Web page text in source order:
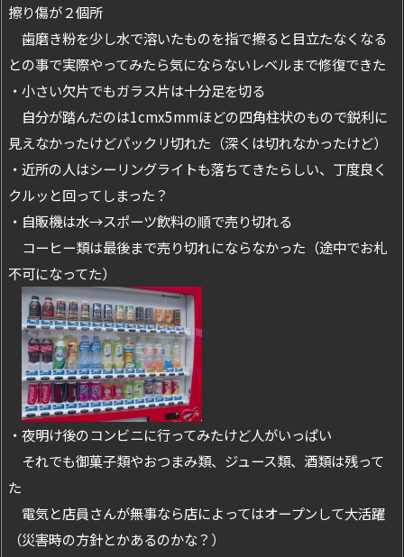
擦り傷が２個所
歯磨き粉を少し水で溶いたものを指で擦ると目立たなくなる
との事で実際やってみたら気にならないレベルまで修復できた
・小さい欠片でもガラス片は十分足を切る
自分が踏んだのは1cmx5mmほどの四角柱状のもので鋭利に
見えなかったけどパックリ切れた（深くは切れなかったけど）
・近所の人はシーリングライトも落ちてきたらしい、丁度良く
クルッと回ってしまった？
・自販機は水→スポーツ飲料の順で売り切れる
コーヒー類は最後まで売り切れにならなかった（途中でお札
不可になってた）
・夜明け後のコンビニに行ってみたけど人がいっぱい
それでも御菓子類やおつまみ類、ジュース類、酒類は残って
た
電気と店員さんが無事なら店によってはオープンして大活躍
（災害時の方針とかあるのかな？）